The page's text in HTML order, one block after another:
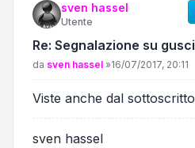
sven hassel
Utente
Re: Segnalazione su gusci
Messaggio
da sven hassel »16/07/2017, 20:11
Viste anche dal
sven hassel